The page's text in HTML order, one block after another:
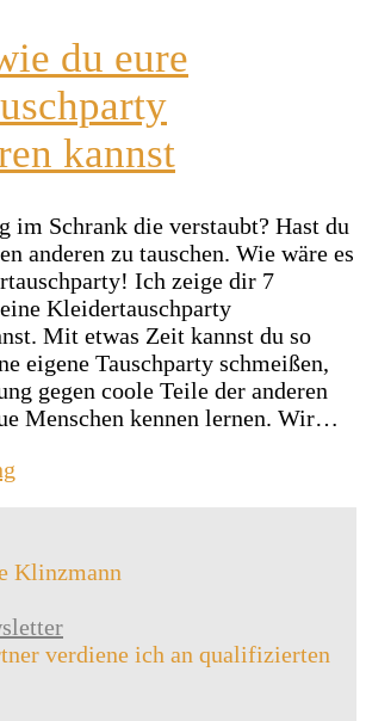
du eure
kannst
im Schrank die verstaubt? Hast du
anderen zu tauschen. Wie wäre es
Ich zeige dir 7
Kleidertauschparty
Mit etwas Zeit kannst du so
eigene Tauschparty schmeißen,
gegen coole Teile der anderen
Menschen kennen lernen. Wir…
Klinzmann
verdiene ich an qualifizierten